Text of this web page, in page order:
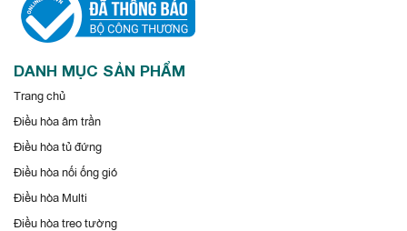
DANH MỤC SẢN PHẨM
Trang chủ
Điều hòa âm trần
Điều hòa tủ đứng
Điều hòa nối ống gió
Điều hòa Multi
Điều hòa treo tường